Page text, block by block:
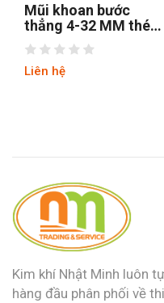
Mũi khoan bước
thẳng 5-35 MM
tròn
Liên hệ
Kim khí Nhật Minh luôn
hàng đầu phân phối về